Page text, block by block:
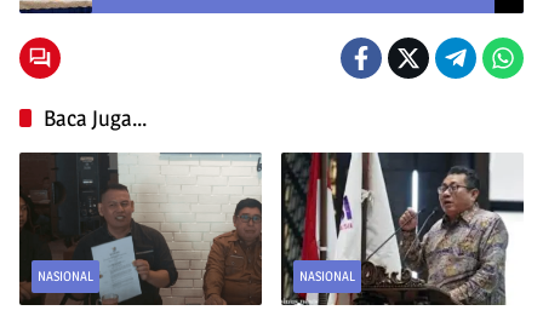
Baca Juga...
NASIONAL NASIONAL